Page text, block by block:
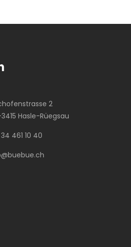
2
Hasle-Rüegsau
34 461 10 40